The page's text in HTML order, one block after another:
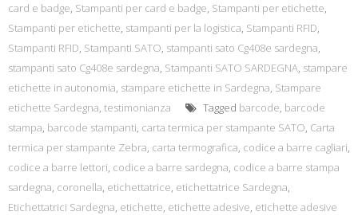
card e badge, Stampanti per card e badge, Stampanti per etichette,
Stampanti per etichette, stampanti per la logistica, Stampanti RFID,
Stampanti RFID, Stampanti SATO, stampanti sato Cg408e sardegna,
stampanti sato Cg408e sardegna, Stampanti SATO SARDEGNA, stampare
etichette in autonomia, stampare etichette in Sardegna, Stampare
etichette Sardegna, testimonianza Tagged barcode, barcode
stampa, barcode stampanti, carta termica per stampante SATO, Carta
termica per stampante Zebra, carta termografica, codice a barre cagliari,
codice a barre lettori, codice a barre sardegna, codice a barre stampa
sardegna, coronella, etichettatrice, etichettatrice Sardegna,
Etichettatrici Sardegna, etichette, etichette adesive, etichette adesive